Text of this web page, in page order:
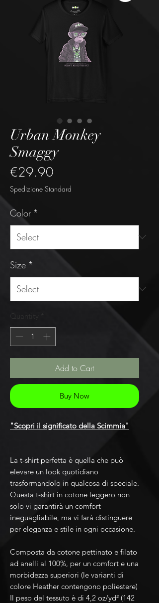
Urban Monkey
Smaggy
€29.90
Spedizione Standard
Color *
Size *
Add to Cart
Buy Now
"Scopri il significato della Scimmia"
La t-shirt perfetta è quella che può
elevare un look quotidiano
trasformandolo in qualcosa di speciale.
Questa t-shirt in cotone leggero non
solo vi garantirà un comfort
ineguagliabile, ma vi farà distinguere
per eleganza e stile in ogni occasione.
Composta da cotone pettinato e filato
ad anelli al 100%, per un comfort e una
morbidezza superiori (le varianti di
colore Heather contengono poliestere)
Il peso del tessuto è di 4,2 oz/yd² (142